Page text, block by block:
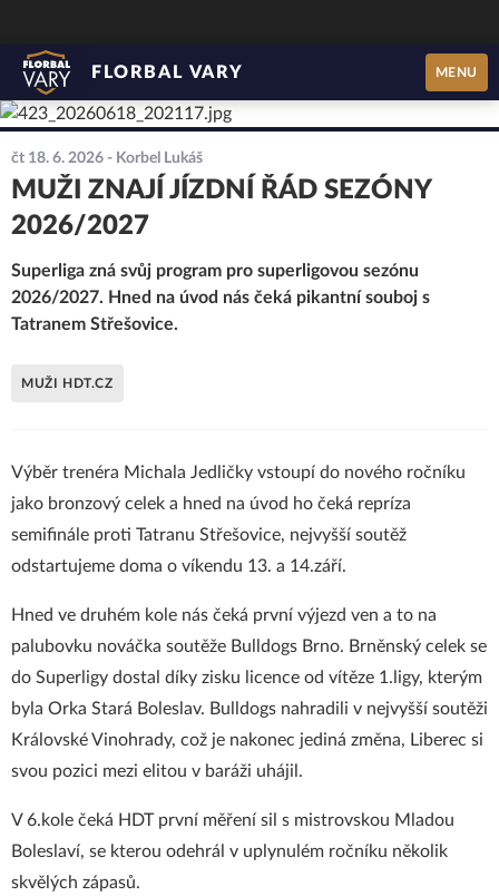
FLORBAL VARY MENU
čt 18. 6. 2026 - Korbel Lukáš
MUŽI ZNAJÍ JÍZDNÍ ŘÁD SEZÓNY
2026/2027
Superliga zná svůj program pro superligovou sezónu
2026/2027. Hned na úvod nás čeká pikantní souboj s
Tatranem Střešovice.
MUŽI HDT.CZ
Výběr trenéra Michala Jedličky vstoupí do nového ročníku
jako bronzový celek a hned na úvod ho čeká repríza
semifinále proti Tatranu Střešovice, nejvyšší soutěž
odstartujeme doma o víkendu 13. a 14.září.
Hned ve druhém kole nás čeká první výjezd ven a to na
palubovku nováčka soutěže Bulldogs Brno. Brněnský celek se
do Superligy dostal díky zisku licence od vítěze 1.ligy, kterým
byla Orka Stará Boleslav. Bulldogs nahradili v nejvyšší soutěži
Královské Vinohrady, což je nakonec jediná změna, Liberec si
svou pozici mezi elitou v baráži uhájil.
V 6.kole čeká HDT první měření sil s mistrovskou Mladou
Boleslaví, se kterou odehrál v uplynulém ročníku několik
skvělých zápasů.